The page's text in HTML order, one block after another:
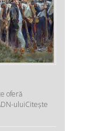
oferă
uluiCitește